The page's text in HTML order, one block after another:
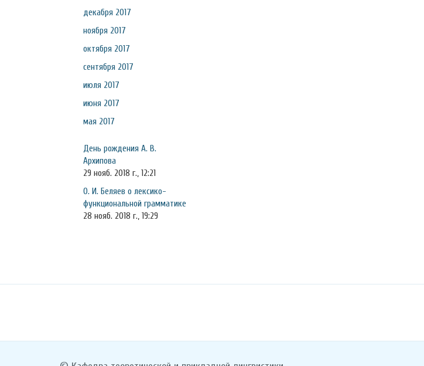
декабря 2017
ноября 2017
октября 2017
сентября 2017
июля 2017
июня 2017
мая 2017
День рождения А. В.
Архипова
29 нояб. 2018 г., 12:21
О. И. Беляев о лексико-
функциональной грамматике
28 нояб. 2018 г., 19:29